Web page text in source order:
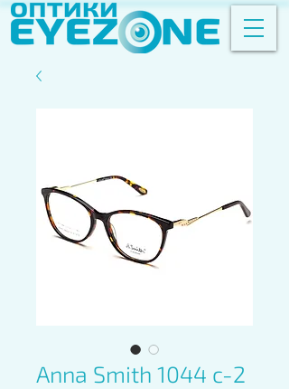
Anna Smith 1044 c-2